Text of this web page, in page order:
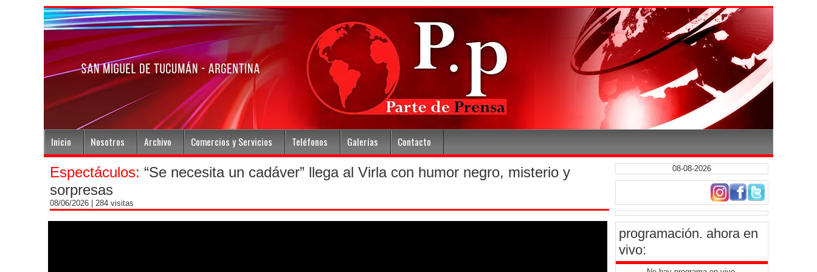
Inicio Nosotros Archivo Comercios y Servicios Teléfonos Galerías Contacto
Espectáculos: “Se necesita un cadáver” llega al Virla con humor negro, misterio y
sorpresas
08/06/2026 | 284 visitas
08-08-2026
programación. ahora en
vivo: